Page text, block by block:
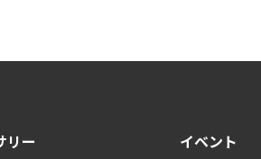
リー
イベント